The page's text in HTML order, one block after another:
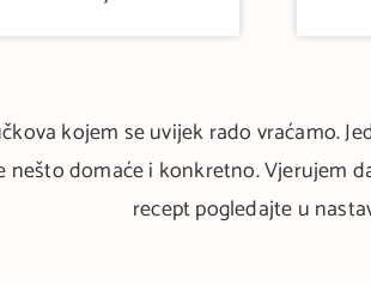
kojem se uvijek rado vraćamo.
domaće i konkretno. Vjerujem
recept pogledajte u